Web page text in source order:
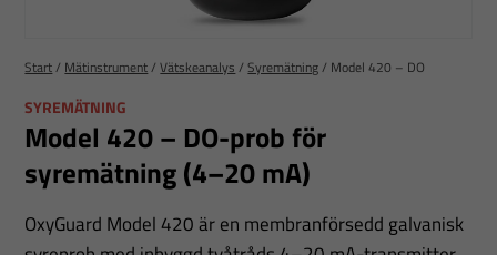
Start/ Mätinstrument/Vätskeanalys /Syremätning/ Model 420 – DO
SYREMÄTNING
Model 420 – DO-prob för
syremätning (4–20 mA)
OxyGuard Model 420 är en membranförsedd galvanisk